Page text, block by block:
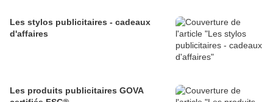
Les stylos publicitaires - cadeaux
d'affaires
Les produits publicitaires GOVA